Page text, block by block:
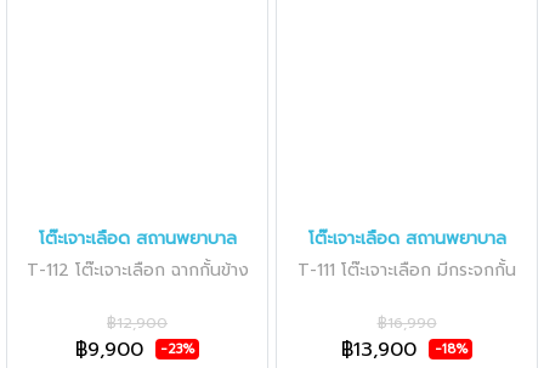
โต๊ะเจาะเลือด สถานพยาบาล
T-112 โต๊ะเจาะเลือก ฉากกั้นข้าง
฿12,900
฿9,900 -23%
โต๊ะเจาะเลือด สถานพยาบาล
T-111 โต๊ะเจาะเลือก มีกระจกกั้น
฿16,990
฿13,900 -18%